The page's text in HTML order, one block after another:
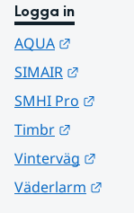
Logga in
AQUA
SIMAIR
SMHI Pro
Timbr
Vinterväg
Väderlarm